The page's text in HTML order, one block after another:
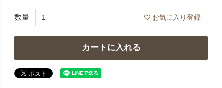
須)
お気に入り登録
カートに入れる